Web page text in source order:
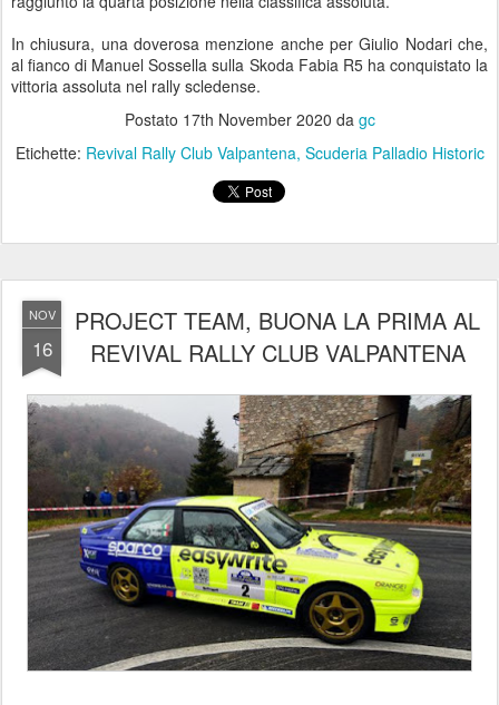
In chiusura, una doverosa menzione anche per Giulio Nodari che,
al fianco di Manuel Sossella sulla Skoda Fabia R5 ha conquistato la
vittoria assoluta nel rally scledense.
Postato 17th November 2020 da gc
Etichette: Revival Rally Club Valpantena Scuderia Palladio Historic
NOV
16
PROJECT TEAM, BUONA LA PRIMA AL
REVIVAL RALLY CLUB VALPANTENA